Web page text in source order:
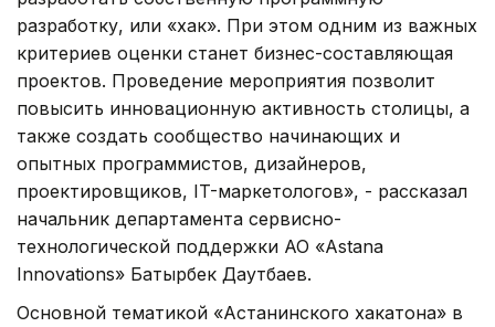
разработку, или «хак». При этом одним из важных
критериев оценки станет бизнес-составляющая
проектов. Проведение мероприятия позволит
повысить инновационную активность столицы, а
также создать сообщество начинающих и
опытных программистов, дизайнеров,
проектировщиков, IT-маркетологов», - рассказал
начальник департамента сервисно-
технологической поддержки АО «Astana
Innovations» Батырбек Даутбаев.
Основной тематикой «Астанинского хакатона» в